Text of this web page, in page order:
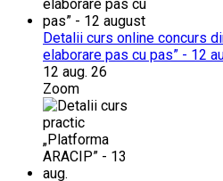
Detalii curs online concurs
elaborare pas cu pas” - 12
12 aug. 26
Zoom